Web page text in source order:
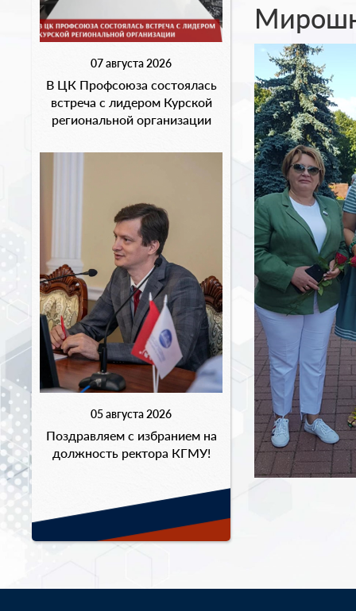
07 августа 2026
В ЦК Профсоюза состоялась
встреча с лидером Курской
региональной организации
05 августа 2026
Поздравляем с избранием на
должность ректора КГМУ!